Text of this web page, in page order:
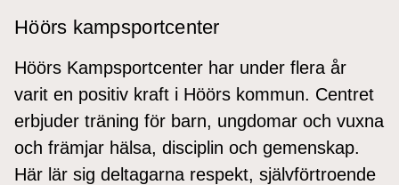
Höörs kampsportcenter
Höörs Kampsportcenter har under flera år
varit en positiv kraft i Höörs kommun. Centret
erbjuder träning för barn, ungdomar och vuxna
och främjar hälsa, disciplin och gemenskap.
Här lär sig deltagarna respekt, självförtroende